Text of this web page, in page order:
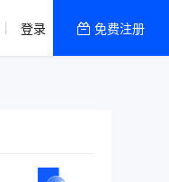
登录 免费注册